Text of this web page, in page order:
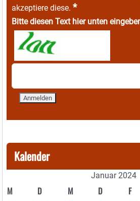
akzeptiere diese. *
Bitte diesen Text hier unten
Kalender
Januar 2024
M D M D F